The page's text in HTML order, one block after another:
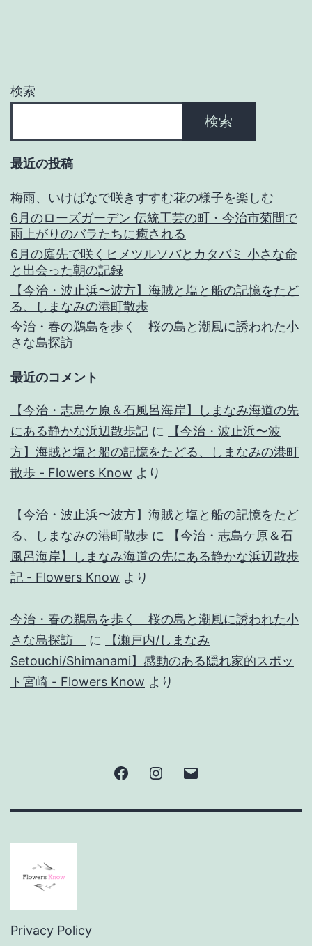
検索
検索
最近の投稿
梅雨、いけばなで咲きすすむ花の様子を楽しむ
6月のローズガーデン 伝統工芸の町・今治市菊間で
雨上がりのバラたちに癒される
6月の庭先で咲くヒメツルソバとカタバミ 小さな命
と出会った朝の記録
【今治・波止浜〜波方】海賊と塩と船の記憶をたど
る、しまなみの港町散歩
今治・春の鵜島を歩く 桜の島と潮風に誘われた小
さな島探訪
最近のコメント
【今治・志島ケ原＆石風呂海岸】しまなみ海道の先
にある静かな浜辺散歩記 に
【今治・波止浜〜波
方】海賊と塩と船の記憶をたどる、しまなみの港町
散歩 - Flowers Know より
【今治・波止浜〜波方】海賊と塩と船の記憶をたど
る、しまなみの港町散歩 に
【今治・志島ケ原＆石
風呂海岸】しまなみ海道の先にある静かな浜辺散歩
記 - Flowers Know より
今治・春の鵜島を歩く 桜の島と潮風に誘われた小
さな島探訪
に
【瀬戸内/しまなみ
Setouchi/Shimanami】感動のある隠れ家的スポッ
ト宮崎 - Flowers Know より
FacebookInstagram
Privacy Policy